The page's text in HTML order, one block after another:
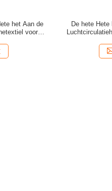
het Aan de
voor
De hete